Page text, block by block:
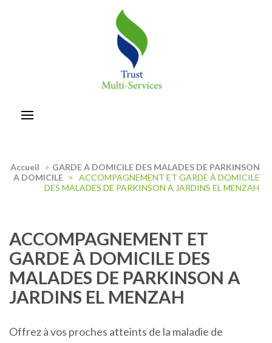
Accueil > GARDE A DOMICILE DES MALADES DE PARKINSON
A DOMICILE > ACCOMPAGNEMENT ET GARDE À DOMICILE
DES MALADES DE PARKINSON A JARDINS EL MENZAH
ACCOMPAGNEMENT ET
GARDE À DOMICILE DES
MALADES DE PARKINSON A
JARDINS EL MENZAH
Offrez à vos proches atteints de la maladie de